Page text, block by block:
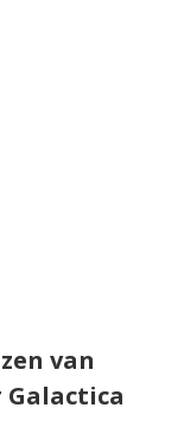
van